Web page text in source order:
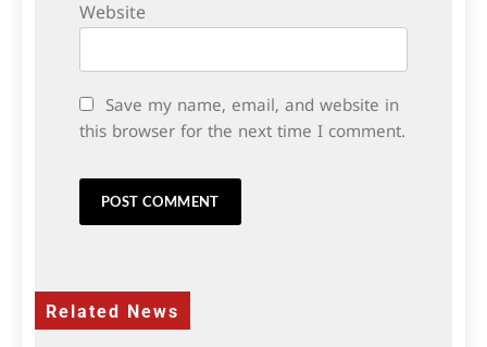
Website
Save my name, email, and website in
this browser for the next time I comment.
Related News